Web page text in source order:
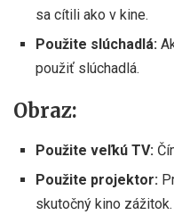
sa cítili ako v kine.
Použite slúchadlá:
použiť slúchadlá.
Obraz:
Použite veľkú TV:
Použite projektor:
skutočný kino zážitok.